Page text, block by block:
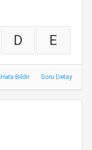
D E
Hata Bildir Soru Detay